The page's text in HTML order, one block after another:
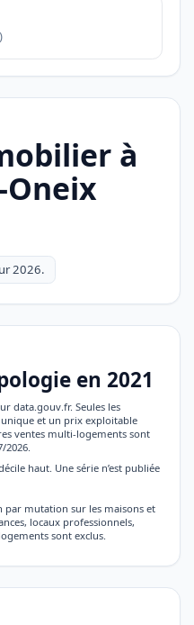
à
2026.
en 2021
data.gouv.fr. Seules les
et un prix exploitable
ventes multi-logements sont
2026.
haut. Une série n’est publiée
par mutation sur les maisons et
locaux professionnels,
sont exclus.